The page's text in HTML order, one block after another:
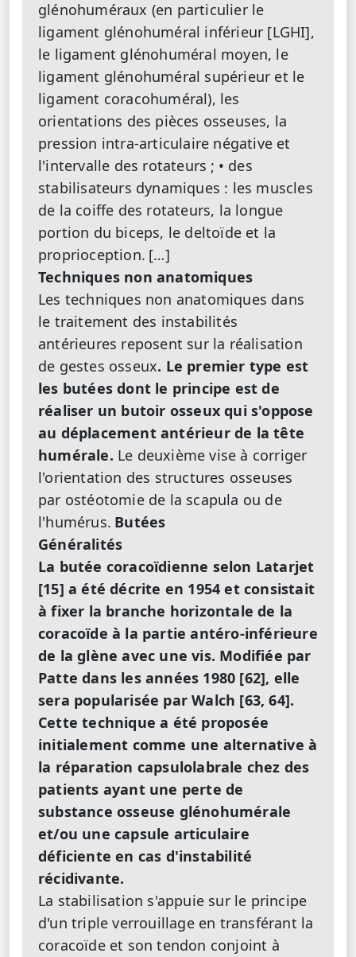
glénohuméraux (en particulier le
ligament glénohuméral inférieur [LGHI],
le ligament glénohuméral moyen, le
ligament glénohuméral supérieur et le
ligament coracohuméral), les
orientations des pièces osseuses, la
pression intra-articulaire négative et
l'intervalle des rotateurs ; • des
stabilisateurs dynamiques : les muscles
de la coiffe des rotateurs, la longue
portion du biceps, le deltoïde et la
proprioception. […]
Techniques non anatomiques
Les techniques non anatomiques dans
le traitement des instabilités
antérieures reposent sur la réalisation
de gestes osseux. Le premier type est
les butées dont le principe est de
réaliser un butoir osseux qui s'oppose
au déplacement antérieur de la tête
humérale. Le deuxième vise à corriger
l'orientation des structures osseuses
par ostéotomie de la scapula ou de
l'humérus. Butées
Généralités
La butée coracoïdienne selon Latarjet
[15] a été décrite en 1954 et consistait
à fixer la branche horizontale de la
coracoïde à la partie antéro-inférieure
de la glène avec une vis. Modifiée par
Patte dans les années 1980 [62], elle
sera popularisée par Walch [63, 64].
Cette technique a été proposée
initialement comme une alternative à
la réparation capsulolabrale chez des
patients ayant une perte de
substance osseuse glénohumérale
et/ou une capsule articulaire
déficiente en cas d'instabilité
récidivante.
La stabilisation s'appuie sur le principe
d'un triple verrouillage en transférant la
coracoïde et son tendon conjoint à